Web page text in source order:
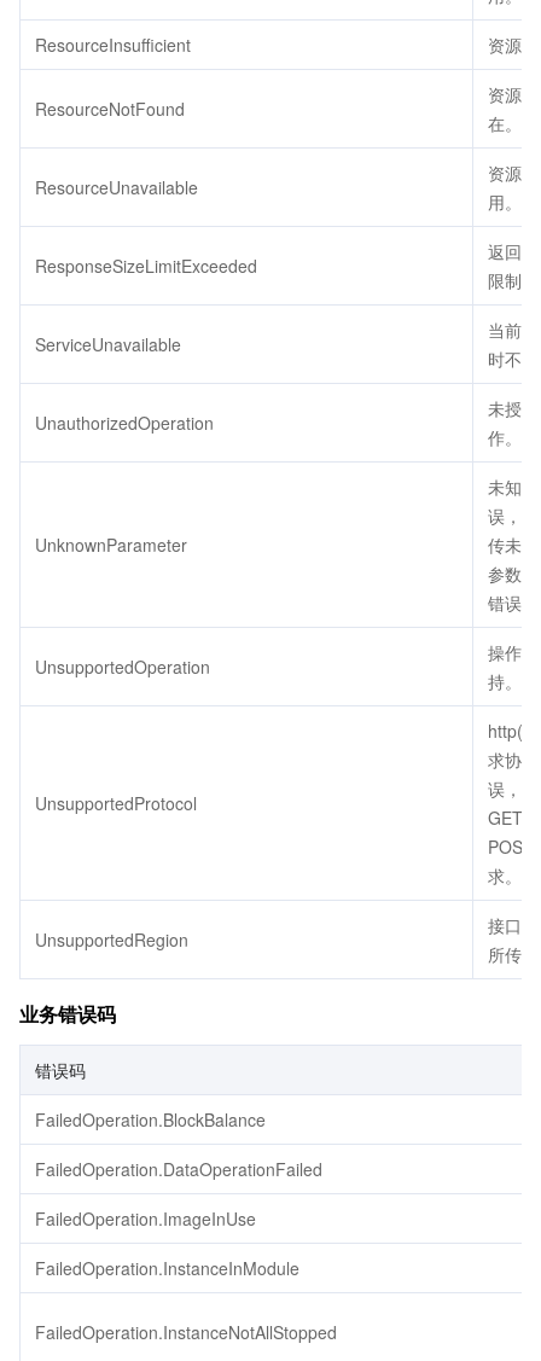
ResourceInsufficient 资源
ResourceNotFound
资源
在。
ResourceUnavailable
资源
用。
ResponseSizeLimitExceeded
返回
限制
ServiceUnavailable
当前
时不
UnauthorizedOperation
未授
作。
UnknownParameter
未知
误，
传未
参数
错误。
UnsupportedOperation
操作
持。
UnsupportedProtocol
求协
误，
GET
POST
求。
UnsupportedRegion
接口
所传
业务错误码
错误码
FailedOperation.BlockBalance
FailedOperation.DataOperationFailed
FailedOperation.ImageInUse
FailedOperation.InstanceInModule
FailedOperation.InstanceNotAllStopped